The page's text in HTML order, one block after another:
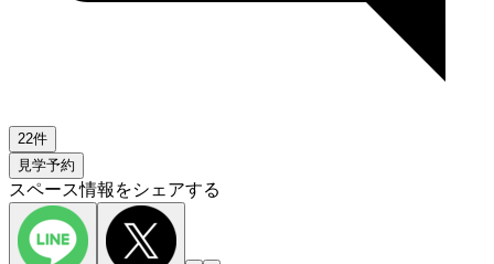
22件
見学予約
スペース情報をシェアする